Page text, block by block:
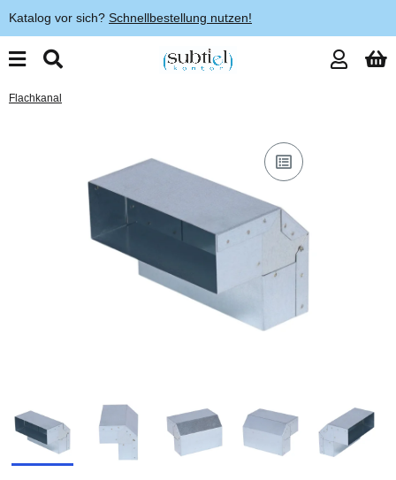
Katalog vor sich? Schnellbestellung nutzen!
Flachkanal